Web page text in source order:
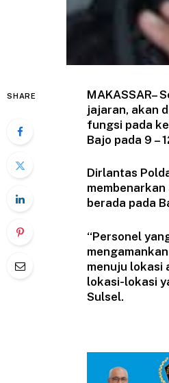
SHARE
MAKASSAR–
jajaran, akan
fungsi pada
Bajo pada 9 –
Dirlantas
berada pada
“Personel
menuju lokasi
lokasi-lokasi
Sulsel.